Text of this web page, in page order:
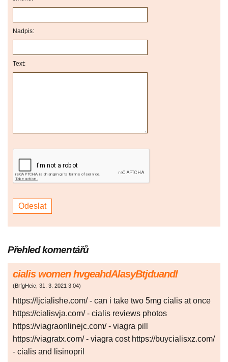
Nadpis:
Text:
Přehled komentářů
cialis women hvgeahdAlasyBtjduandl
(BrfgHeic, 31. 3. 2021 3:04)
https://ljcialishe.com/ - can i take two 5mg cialis at once
https://cialisvja.com/ - cialis reviews photos
https://viagraonlinejc.com/ - viagra pill
https://viagratx.com/ - viagra cost https://buycialisxz.com/
- cialis and lisinopril